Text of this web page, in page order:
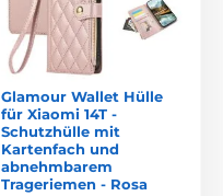
Glamour Wallet Hülle
für Xiaomi 14T -
Schutzhülle mit
Kartenfach und
abnehmbarem
Trageriemen - Rosa